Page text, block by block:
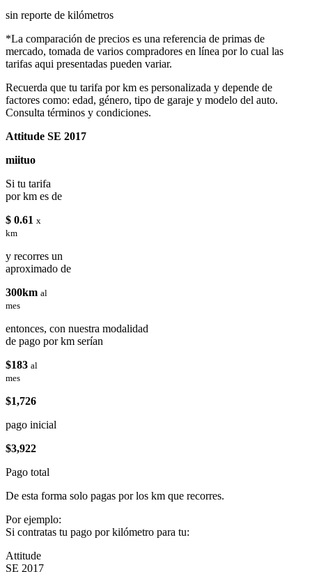
sin reporte de kilómetros
*La comparación de precios es una referencia de primas de
mercado, tomada de varios compradores en línea por lo cual las
tarifas aqui presentadas pueden variar.
Recuerda que tu tarifa por km es personalizada y depende de
factores como: edad, género, tipo de garaje y modelo del auto.
Consulta términos y condiciones.
Attitude SE 2017
miituo
Si tu tarifa
por km es de
$ 0.61 x
km
y recorres un
aproximado de
300km al
mes
entonces, con nuestra modalidad
de pago por km serían
$183 al
mes
$1,726
pago inicial
$3,922
Pago total
De esta forma solo pagas por los km que recorres.
Por ejemplo:
Si contratas tu pago por kilómetro para tu:
Attitude
SE 2017